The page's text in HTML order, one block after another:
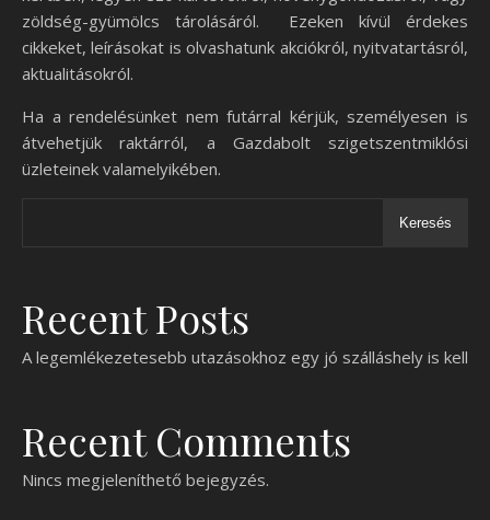
zöldség-gyümölcs tárolásáról. Ezeken kívül érdekes
cikkeket, leírásokat is olvashatunk akciókról, nyitvatartásról,
aktualitásokról.
Ha a rendelésünket nem futárral kérjük, személyesen is
átvehetjük raktárról, a Gazdabolt szigetszentmiklósi
üzleteinek valamelyikében.
Keresés
Recent Posts
A legemlékezetesebb utazásokhoz egy jó szálláshely is kell
Recent Comments
Nincs megjeleníthető bejegyzés.